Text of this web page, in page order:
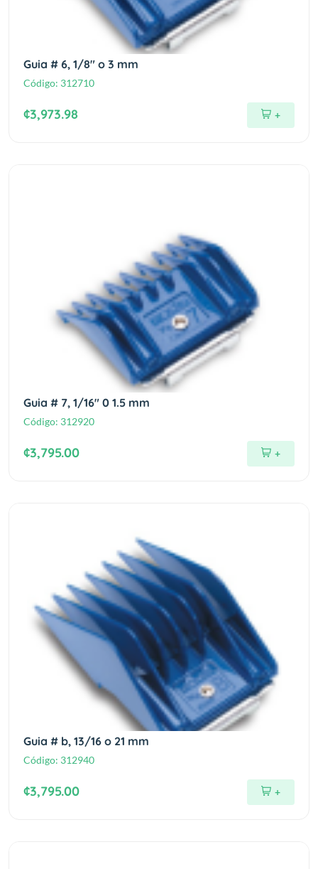
Guia # 6, 1/8" o 3 mm
Código: 312710
¢3,973.98 +
Guia # 7, 1/16" 0 1.5 mm
Código: 312920
¢3,795.00 +
Guia # b, 13/16 o 21 mm
Código: 312940
¢3,795.00 +